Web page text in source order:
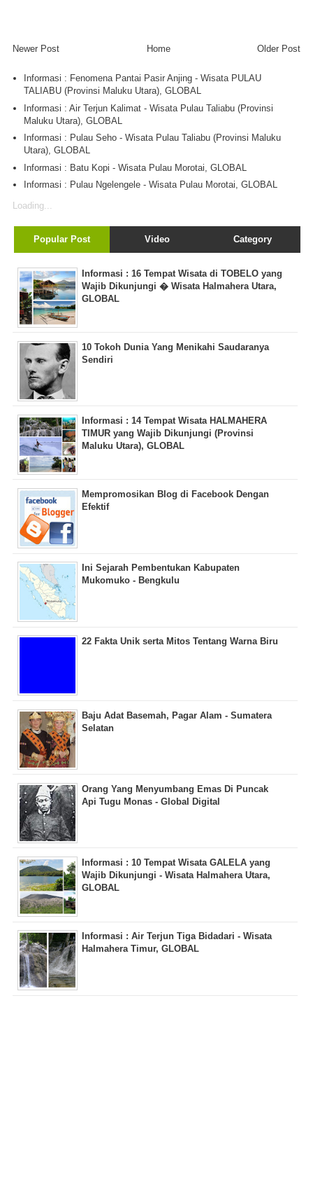
Newer Post Older Post
Home
Informasi : Fenomena Pantai Pasir Anjing - Wisata PULAU
TALIABU (Provinsi Maluku Utara), GLOBAL
Informasi : Air Terjun Kalimat - Wisata Pulau Taliabu (Provinsi
Maluku Utara), GLOBAL
Informasi : Pulau Seho - Wisata Pulau Taliabu (Provinsi Maluku
Utara), GLOBAL
Informasi : Batu Kopi - Wisata Pulau Morotai, GLOBAL
Informasi : Pulau Ngelengele - Wisata Pulau Morotai, GLOBAL
Loading...
Popular Post Video Category
Informasi : 16 Tempat Wisata di TOBELO yang
Wajib Dikunjungi � Wisata Halmahera Utara,
GLOBAL
10 Tokoh Dunia Yang Menikahi Saudaranya
Sendiri
Informasi : 14 Tempat Wisata HALMAHERA
TIMUR yang Wajib Dikunjungi (Provinsi
Maluku Utara), GLOBAL
Mempromosikan Blog di Facebook Dengan
Efektif
Ini Sejarah Pembentukan Kabupaten
Mukomuko - Bengkulu
22 Fakta Unik serta Mitos Tentang Warna Biru
Baju Adat Basemah, Pagar Alam - Sumatera
Selatan
Orang Yang Menyumbang Emas Di Puncak
Api Tugu Monas - Global Digital
Informasi : 10 Tempat Wisata GALELA yang
Wajib Dikunjungi - Wisata Halmahera Utara,
GLOBAL
Informasi : Air Terjun Tiga Bidadari - Wisata
Halmahera Timur, GLOBAL